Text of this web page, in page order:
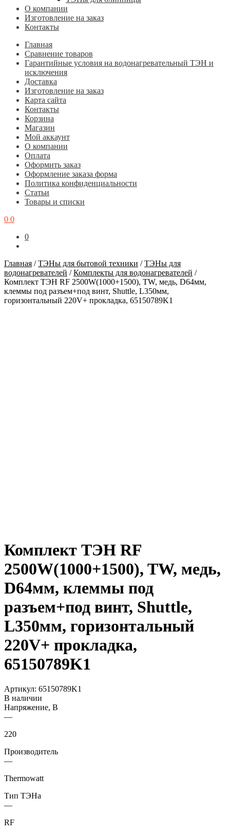
О компании
Изготовление на заказ
Контакты
Главная
Cравнение товаров
Гарантийные условия на водонагревательный ТЭН и
исключения
Доставка
Изготовление на заказ
Карта сайта
Контакты
Корзина
Магазин
Мой аккаунт
О компании
Оплата
Оформить заказ
Оформление заказа форма
Политика конфиденциальности
Статьи
Товары и списки
0 0
0
Главная /ТЭНы для бытовой техники /ТЭНы для
водонагревателей /Комплекты для водонагревателей /
Комплект ТЭН RF 2500W(1000+1500), TW, медь, D64мм,
клеммы под разъем+под винт, Shuttle, L350мм,
горизонтальный 220V+ прокладка, 65150789K1
Комплект ТЭН RF
2500W(1000+1500), TW, медь,
D64мм, клеммы под
разъем+под винт, Shuttle,
L350мм, горизонтальный
220V+ прокладка,
65150789K1
Артикул: 65150789K1
В наличии
Напряжение, В
—
220
Производитель
—
Thermowatt
Тип ТЭНа
—
RF